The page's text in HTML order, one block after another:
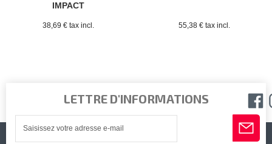
IMPACT
38,69 € tax incl. 55,38 € tax incl.
LETTRE D'INFORMATIONS